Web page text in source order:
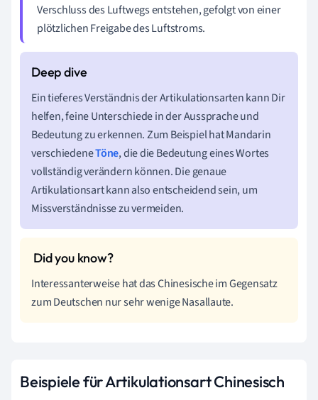
Verschluss des Luftwegs entstehen, gefolgt von einer
plötzlichen Freigabe des Luftstroms.
Ein tieferes Verständnis der Artikulationsarten kann Dir
helfen, feine Unterschiede in der Aussprache und
Bedeutung zu erkennen. Zum Beispiel hat Mandarin
verschiedeneTöne, die die Bedeutung eines Wortes
vollständig verändern können. Die genaue
Artikulationsart kann also entscheidend sein, um
Missverständnisse zu vermeiden.
Interessanterweise hat das Chinesische im Gegensatz
zum Deutschen nur sehr wenige Nasallaute.
Beispiele für Artikulationsart Chinesisch